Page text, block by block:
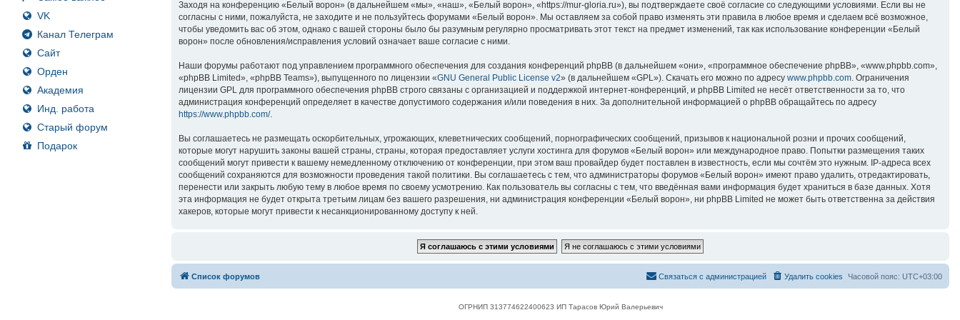
VK
Канал Телеграм
Сайт
Орден
Академия
Инд. работа
Старый форум
Подарок
Заходя на конференцию «Белый ворон» (в дальнейшем «мы», «наш», «Белый ворон», «https://mur-gloria.ru»), вы подтверждаете своё согласие со следующими условиями. Если вы не
согласны с ними, пожалуйста, не заходите и не пользуйтесь форумами «Белый ворон». Мы оставляем за собой право изменять эти правила в любое время и сделаем всё возможное,
чтобы уведомить вас об этом, однако с вашей стороны было бы разумным регулярно просматривать этот текст на предмет изменений, так как использование конференции «Белый
ворон» после обновления/исправления условий означает ваше согласие с ними.
Наши форумы работают под управлением программного обеспечения для создания конференций phpBB (в дальнейшем «они», «программное обеспечение phpBB», «www.phpbb.com»,
«phpBB Limited», «phpBB Teams»), выпущенного по лицензии «GNU General Public License v2» (в дальнейшем «GPL»). Скачать его можно по адресуwww.phpbb.com. Ограничения
лицензии GPL для программного обеспечения phpBB строго связаны с организацией и поддержкой интернет-конференций, и phpBB Limited не несёт ответственности за то, что
администрация конференций определяет в качестве допустимого содержания и/или поведения в них. За дополнительной информацией о phpBB обращайтесь по адресу
https://www.phpbb.com/.
Вы соглашаетесь не размещать оскорбительных, угрожающих, клеветнических сообщений, порнографических сообщений, призывов к национальной розни и прочих сообщений,
которые могут нарушить законы вашей страны, страны, которая предоставляет услуги хостинга для форумов «Белый ворон» или международное право. Попытки размещения таких
сообщений могут привести к вашему немедленному отключению от конференции, при этом ваш провайдер будет поставлен в известность, если мы сочтём это нужным. IP-адреса всех
сообщений сохраняются для возможности проведения такой политики. Вы соглашаетесь с тем, что администраторы форумов «Белый ворон» имеют право удалить, отредактировать,
перенести или закрыть любую тему в любое время по своему усмотрению. Как пользователь вы согласны с тем, что введённая вами информация будет храниться в базе данных. Хотя
эта информация не будет открыта третьим лицам без вашего разрешения, ни администрация конференции «Белый ворон», ни phpBB Limited не может быть ответственна за действия
хакеров, которые могут привести к несанкционированному доступу к ней.
Список форумов Часовой пояс: UTC+03:00
Удалить cookies
Связаться с администрацией
ОГРНИП 313774622400623 ИП Тарасов Юрий Валерьевич